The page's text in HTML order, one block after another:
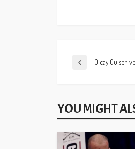
Olcay Gulsen
YOU MIGHT